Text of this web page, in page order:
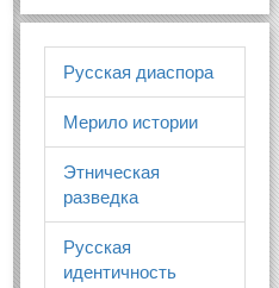
Русская диаспора
Мерило истории
Этническая
разведка
Русская
идентичность